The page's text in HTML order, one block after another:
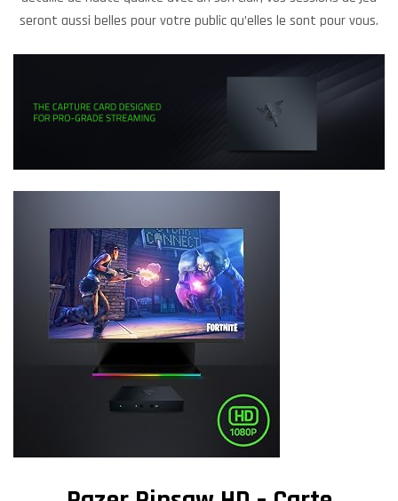
seront aussi belles pour votre public qu’elles le sont pour vous.